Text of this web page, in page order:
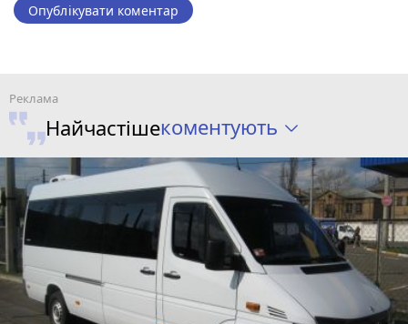
Опублікувати коментар
Найчастішекоментують